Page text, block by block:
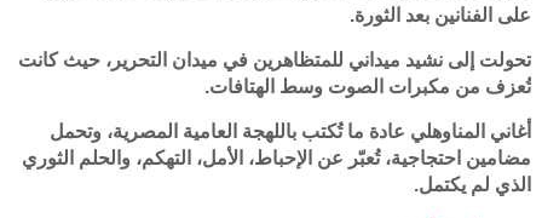
على الفنانين بعد الثورة.
تحولت إلى نشيد ميداني للمتظاهرين في ميدان التحرير، حيث كانت
تُعزف من مكبرات الصوت وسط الهتافات.
أغاني المناوهلي عادة ما تُكتب باللهجة العامية المصرية، وتحمل
مضامين احتجاجية، تُعبّر عن الإحباط، الأمل، التهكم، والحلم الثوري
الذي لم يكتمل.